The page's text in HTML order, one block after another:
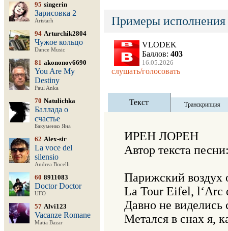
95 singerin
Зарисовка 2
Aristarh
94 Arturchik2804
Чужое кольцо
Dance Music
81 akononov6690
You Are My
Destiny
Paul Anka
70 Natulichka
Баллада о
счастье
Бакуменко Яна
62 Alex-sir
La voce del
silensio
Andrea Bocelli
60 8911083
Doctor Doctor
UFO
57 Alvi123
Vacanze Romane
Matia Bazar
Примеры
VLODEK
Баллов: 403
16.05.2026
слушать/голосовать
Текст Транскрипция
ИРЕН ЛОРЕН
Автор текста
Парижский воздух
La Tour Eifel, l‘Arc
Давно не виделись
Метался в снах я,